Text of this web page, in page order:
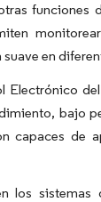
funciones
en
Electrónico
bajo
capaces de
los sistemas